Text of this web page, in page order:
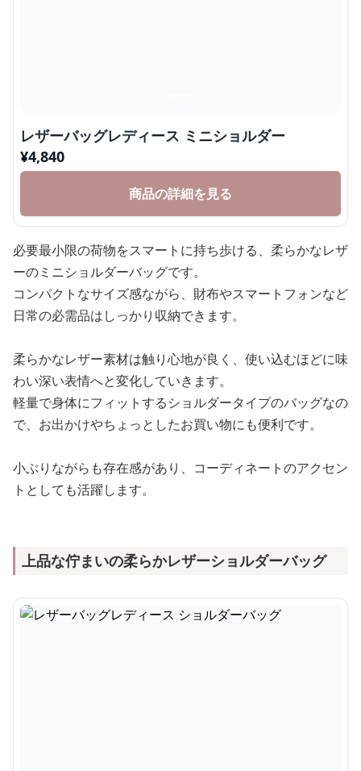
レザーバッグレディース ミニショルダー
¥4,840
商品の詳細を見る
必要最小限の荷物をスマートに持ち歩ける、柔らかなレザ
ーのミニショルダーバッグです。
コンパクトなサイズ感ながら、財布やスマートフォンなど
日常の必需品はしっかり収納できます。
柔らかなレザー素材は触り心地が良く、使い込むほどに味
わい深い表情へと変化していきます。
軽量で身体にフィットするショルダータイプのバッグなの
で、お出かけやちょっとしたお買い物にも便利です。
小ぶりながらも存在感があり、コーディネートのアクセン
トとしても活躍します。
上品な佇まいの柔らかレザーショルダーバッグ